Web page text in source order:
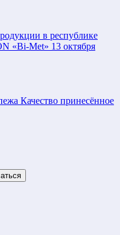
в республике
«Bi-Met» 13 октября
Качество принесённое